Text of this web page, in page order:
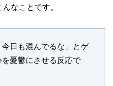
なことです。
今日も混んでるな」とゲ
憂鬱にさせる反応で